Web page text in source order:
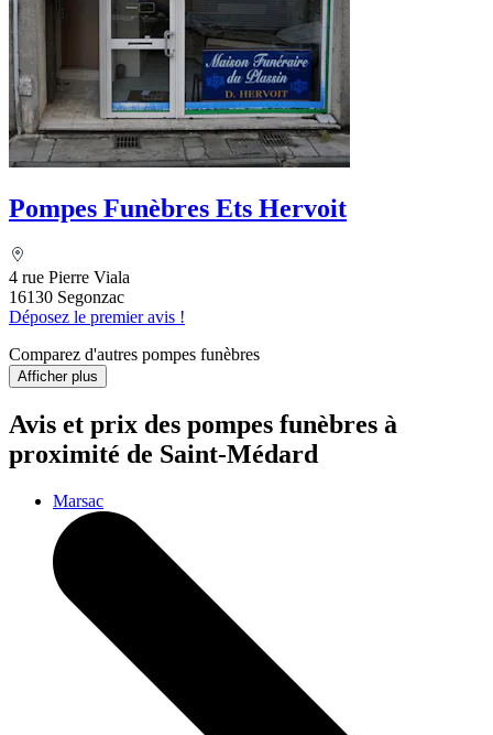
Pompes Funèbres Ets Hervoit
4 rue Pierre Viala
16130 Segonzac
Déposez le premier avis !
Comparez d'autres pompes funèbres
Afficher plus
Avis et prix des pompes funèbres à
proximité de Saint-Médard
Marsac